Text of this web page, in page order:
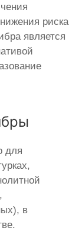
риска
является
для
в